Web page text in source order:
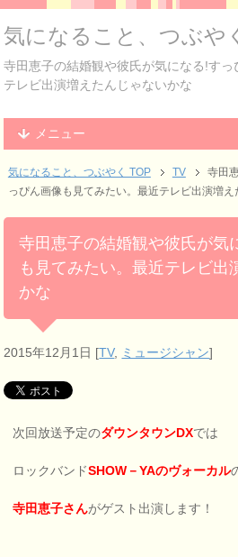
気になること、つぶや
寺田恵子の結婚観や彼氏が気になる!す
テレビ出演増えたんじゃないかな
メニュー
気になること、つぶやく TOP TV
寺田
っぴん画像も見てみたい。最近テレビ出演増
寺田恵子の結婚観や彼氏が気
も見てみたい。最近テレビ出
かな
2015年12月1日 [TV, ミュージシャン]
次回放送予定のダウンタウンDXでは
ロックバンドSHOW－YAのヴォーカル
寺田恵子さんがゲスト出演します！